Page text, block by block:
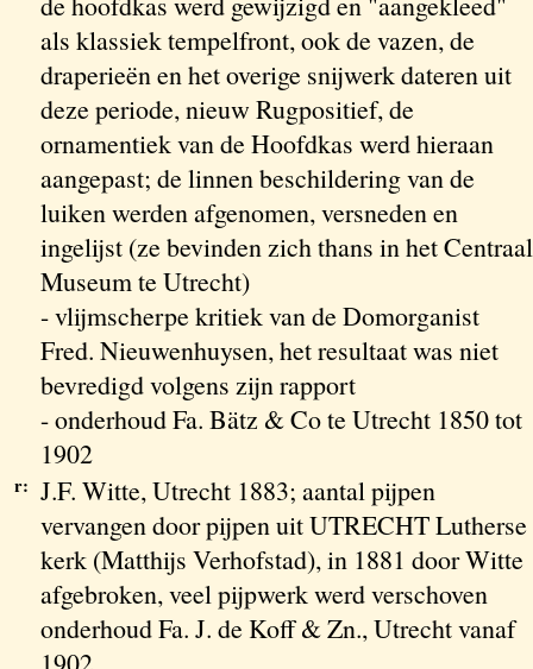
als klassiek tempelfront, ook de vazen, de
draperieën en het overige snijwerk dateren uit
deze periode, nieuw Rugpositief, de
ornamentiek van de Hoofdkas werd hieraan
aangepast; de linnen beschildering van de
luiken werden afgenomen, versneden en
ingelijst (ze bevinden zich thans in het Centraal
Museum te Utrecht)
- vlijmscherpe kritiek van de Domorganist
Fred. Nieuwenhuysen, het resultaat was niet
bevredigd volgens zijn rapport
- onderhoud Fa. Bätz & Co te Utrecht 1850 tot
1902
r: J.F. Witte, Utrecht 1883; aantal pijpen
vervangen door pijpen uit UTRECHT Lutherse
kerk (Matthijs Verhofstad), in 1881 door Witte
afgebroken, veel pijpwerk werd verschoven
onderhoud Fa. J. de Koff & Zn., Utrecht vanaf
1902